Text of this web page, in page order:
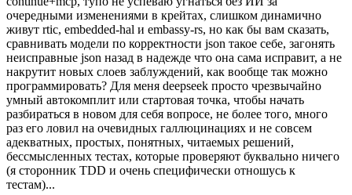
очередными изменениями в крейтах, слишком динамично
живут rtic, embedded-hal и embassy-rs, но как бы вам сказать,
сравнивать модели по корректности json такое себе, загонять
неисправные json назад в надежде что она сама исправит, а не
накрутит новых слоев заблуждений, как вообще так можно
программировать? Для меня deepseek просто чрезвычайно
умный автокомплит или стартовая точка, чтобы начать
разбираться в новом для себя вопросе, не более того, много
раз его ловил на очевидных галлюцинациях и не совсем
адекватных, простых, понятных, читаемых решений,
бессмысленных тестах, которые проверяют буквально ничего
(я сторонник TDD и очень специфически отношусь к
тестам)...